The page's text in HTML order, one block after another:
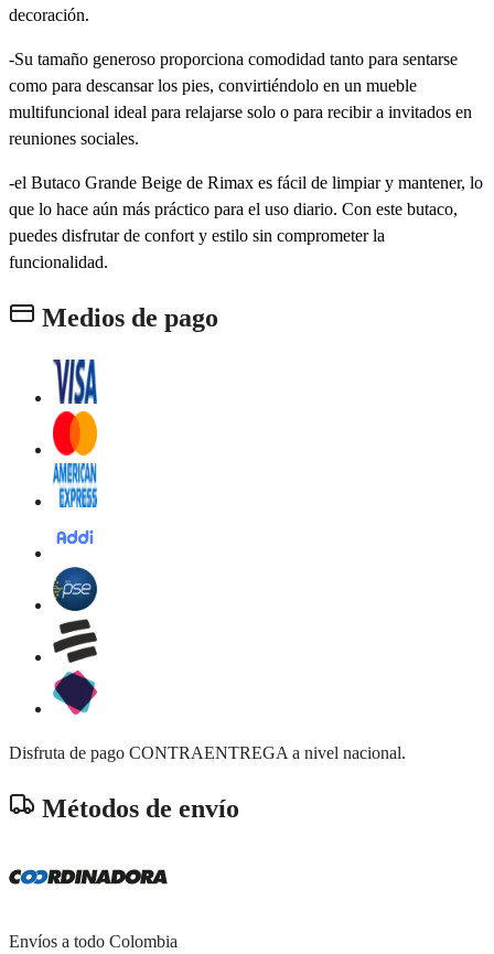
decoración.
-Su tamaño generoso proporciona comodidad tanto para sentarse
como para descansar los pies, convirtiéndolo en un mueble
multifuncional ideal para relajarse solo o para recibir a invitados en
reuniones sociales.
-el Butaco Grande Beige de Rimax es fácil de limpiar y mantener, lo
que lo hace aún más práctico para el uso diario. Con este butaco,
puedes disfrutar de confort y estilo sin comprometer la
funcionalidad.
Medios de pago
Disfruta de pago CONTRAENTREGA a nivel nacional.
Métodos de envío
Envíos a todo Colombia